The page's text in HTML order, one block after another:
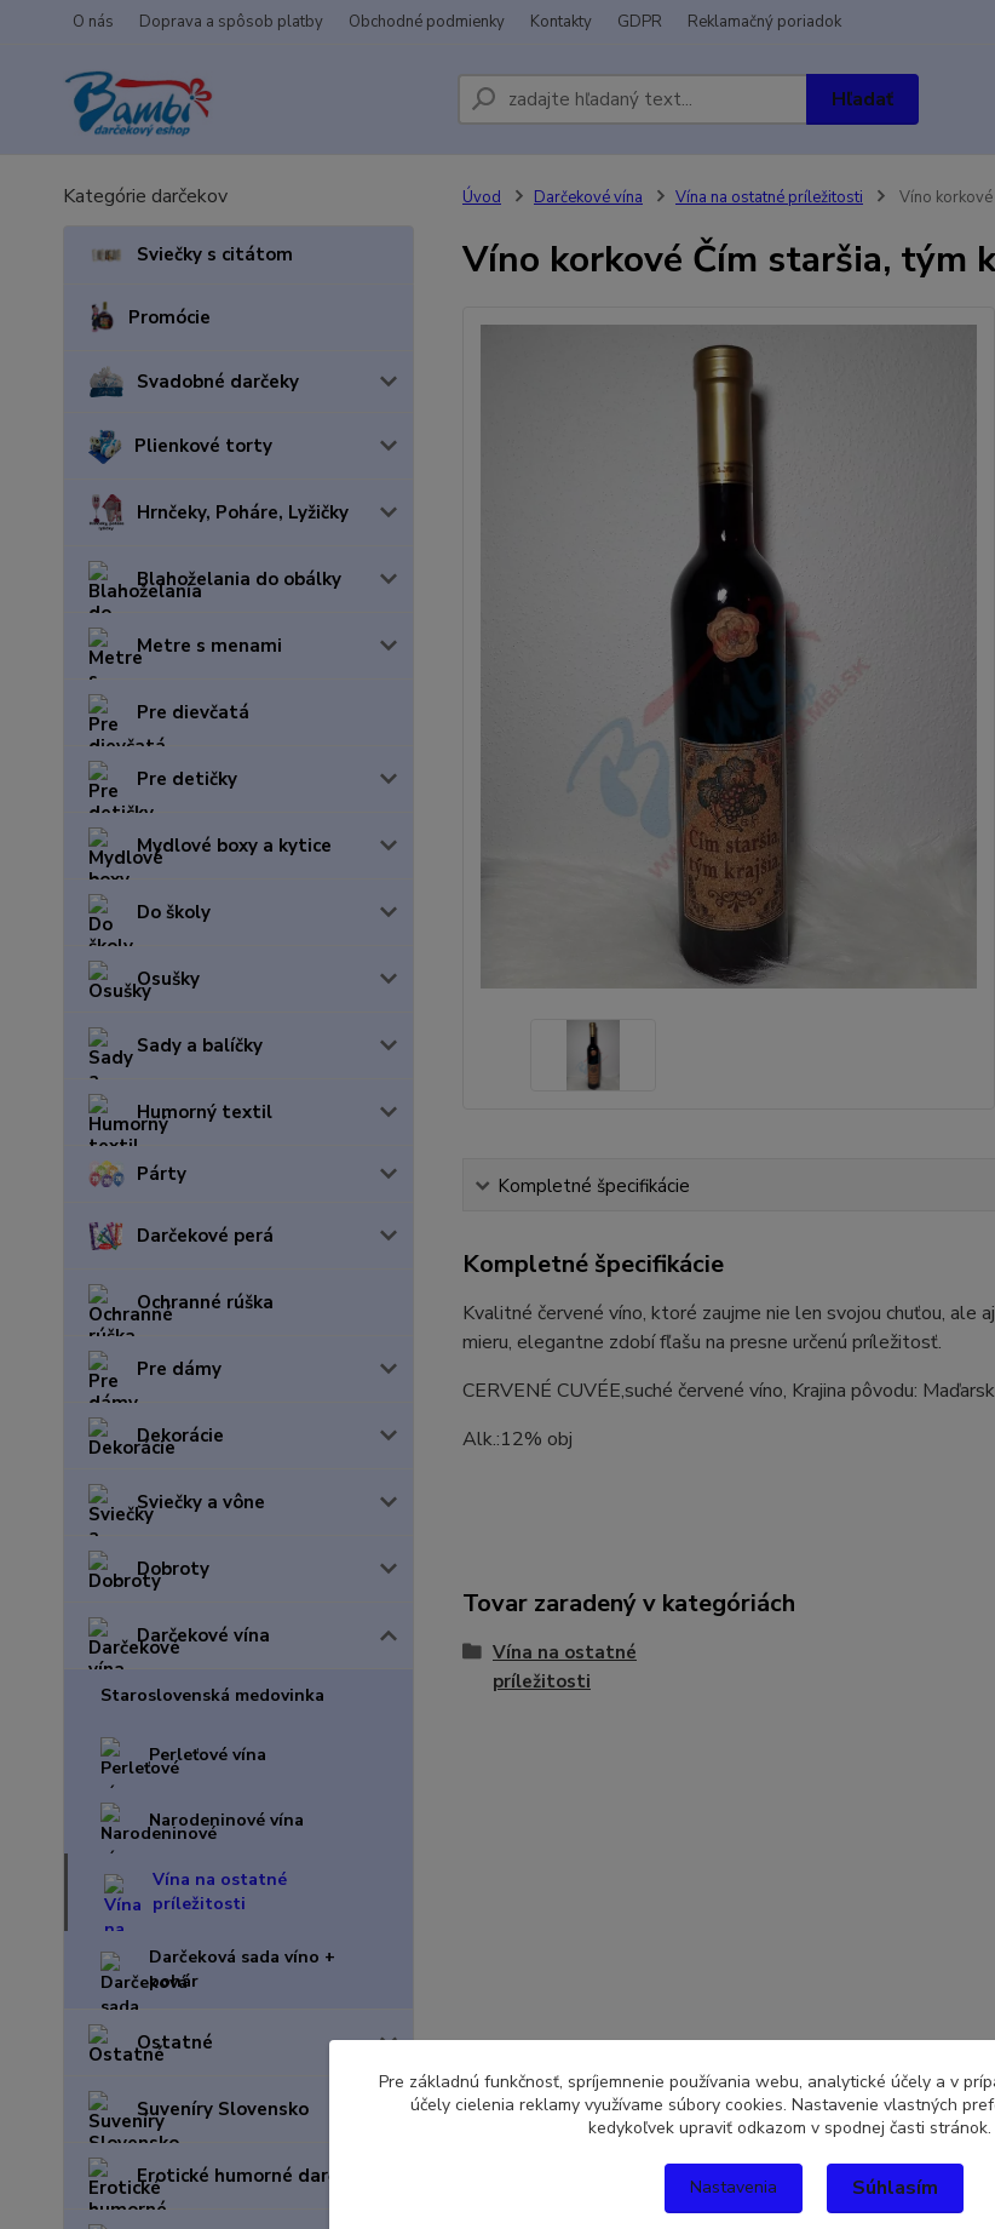
O nás Doprava a spôsob platby Obchodné podmienky Kontakty GDPR Reklamačný poriadok
Hľadať
Kategórie darčekov
Sviečky s citátom
Promócie
Svadobné darčeky
Plienkové torty
Hrnčeky, Poháre, Lyžičky
Blahoželania do obálky
Metre s menami
Pre dievčatá
Pre detičky
Mydlové boxy a kytice
Do školy
Osušky
Sady a balíčky
Humorný textil
Párty
Darčekové perá
Ochranné rúška
Pre dámy
Dekorácie
Sviečky a vône
Dobroty
Darčekové vína
Staroslovenská medovinka
Perleťové vína
Narodeninové vína
Vína na ostatné
príležitosti
Darčeková sada víno +
pohár
Ostatné
Suveníry Slovensko
Erotické humorné darčeky
Úvod Darčekové vína Vína na ostatné príležitosti Víno
Víno korkové Čím staršia, tým
Kompletné špecifikácie
Kompletné špecifikácie
Kvalitné červené víno, ktoré zaujme nie len svojou chuťou, ale
mieru, elegantne zdobí fľašu na presne určenú príležitosť.
CERVENÉ CUVÉE,suché červené víno, Krajina pôvodu:
Alk.:12% obj
Tovar zaradený v kategóriách
Vína na ostatné
príležitosti
Pre základnú funkčnosť, spríjemnenie používania webu, analytické účely a v
účely cielenia reklamy využívame súbory cookies. Nastavenie vlastných
kedykoľvek upraviť odkazom v spodnej časti stránok.
Nastavenia Súhlasím